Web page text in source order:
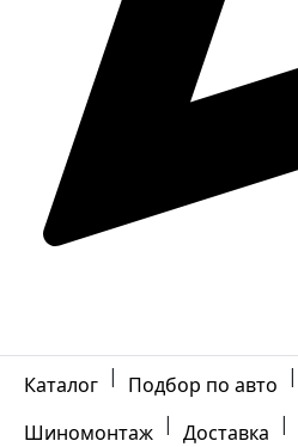
Каталог | Подбор по авто |
Шиномонтаж | Доставка |